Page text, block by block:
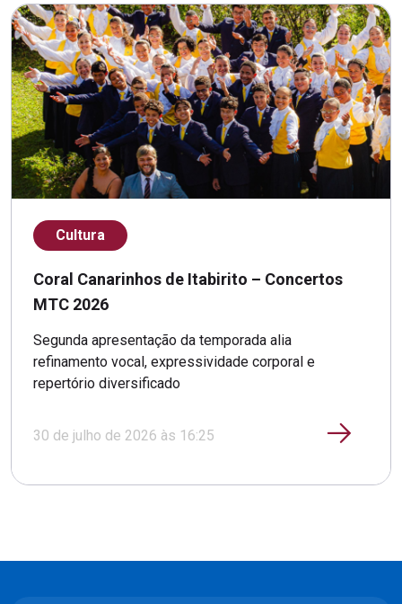
Cultura
Coral Canarinhos de Itabirito – Concertos
MTC 2026
Segunda apresentação da temporada alia
refinamento vocal, expressividade corporal e
repertório diversificado
30 de julho de 2026 às 16:25